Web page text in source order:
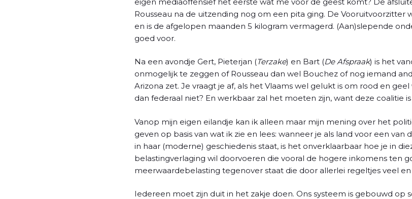
Rousseau na de uitzending nog om een pita ging. De
en is de afgelopen maanden 5 kilogram vermagerd. (Aan)slepende
goed voor.
Na een avondje Gert, Pieterjan (Terzake) en Bart (De Afspraak) is het
onmogelijk te zeggen of Rousseau dan wel Bouchez of nog iemand
Arizona zet. Je vraagt je af, als het Vlaams wel gelukt is om rood en
dan federaal niet? En werkbaar zal het moeten zijn, want deze coalitie
Vanop mijn eigen eilandje kan ik alleen maar mijn mening over het
geven op basis van wat ik zie en lees: wanneer je als land voor een
in haar (moderne) geschiedenis staat, is het onverklaarbaar hoe je in
belastingverlaging wil doorvoeren die vooral de hogere inkomens ten
meerwaardebelasting tegenover staat die door allerlei regeltjes veel
Iedereen moet zijn duit in het zakje doen. Ons systeem is gebouwd op